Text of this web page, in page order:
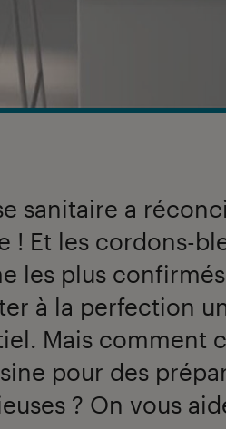
sanitaire a
! Et les cordons-
les plus
à la perfection
Mais comment
pour des
? On vous